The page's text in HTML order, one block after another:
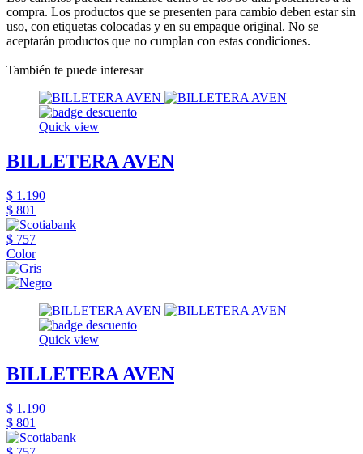
compra. Los productos que se presenten para cambio deben estar sin
uso, con etiquetas colocadas y en su empaque original. No se
aceptarán productos que no cumplan con estas condiciones.
También te puede interesar
Quick view
BILLETERA AVEN
$ 1.190
$ 801
$ 757
Color
Quick view
BILLETERA AVEN
$ 1.190
$ 801